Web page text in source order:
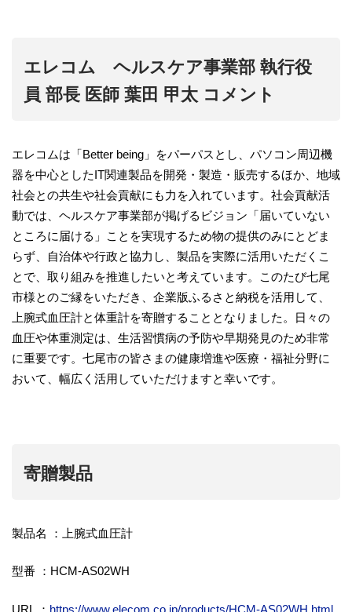
エレコム ヘルスケア事業部 執行役
員 部長 医師 葉田 甲太 コメント
エレコムは「Better being」をパーパスとし、パソコン周辺機
器を中心としたIT関連製品を開発・製造・販売するほか、地域
社会との共生や社会貢献にも力を入れています。社会貢献活
動では、ヘルスケア事業部が掲げるビジョン「届いていない
ところに届ける」ことを実現するため物の提供のみにとどま
らず、自治体や行政と協力し、製品を実際に活用いただくこ
とで、取り組みを推進したいと考えています。このたび七尾
市様とのご縁をいただき、企業版ふるさと納税を活用して、
上腕式血圧計と体重計を寄贈することとなりました。日々の
血圧や体重測定は、生活習慣病の予防や早期発見のため非常
に重要です。七尾市の皆さまの健康増進や医療・福祉分野に
おいて、幅広く活用していただけますと幸いです。
寄贈製品
製品名 ：上腕式血圧計
型番 ：HCM-AS02WH
URL ： https://www.elecom.co.jp/products/HCM-AS02WH.html